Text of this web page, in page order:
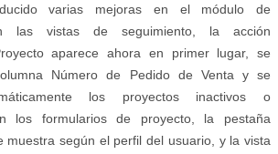
varias mejoras en el módulo de
las vistas de seguimiento, la acción
aparece ahora en primer lugar, se
Número de Pedido de Venta y se
los proyectos inactivos o
los formularios de proyecto, la pestaña
muestra según el perfil del usuario, y la vista